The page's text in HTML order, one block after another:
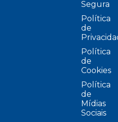
Segura
Política
de
Política
de
Cookies
Política
de
Mídias
Sociais